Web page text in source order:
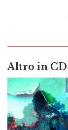
Altro in CD